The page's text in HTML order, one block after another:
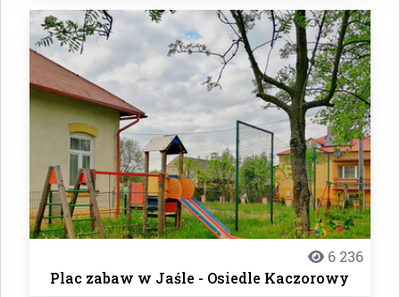
6 236
Plac zabaw w Jaśle - Osiedle Kaczorowy